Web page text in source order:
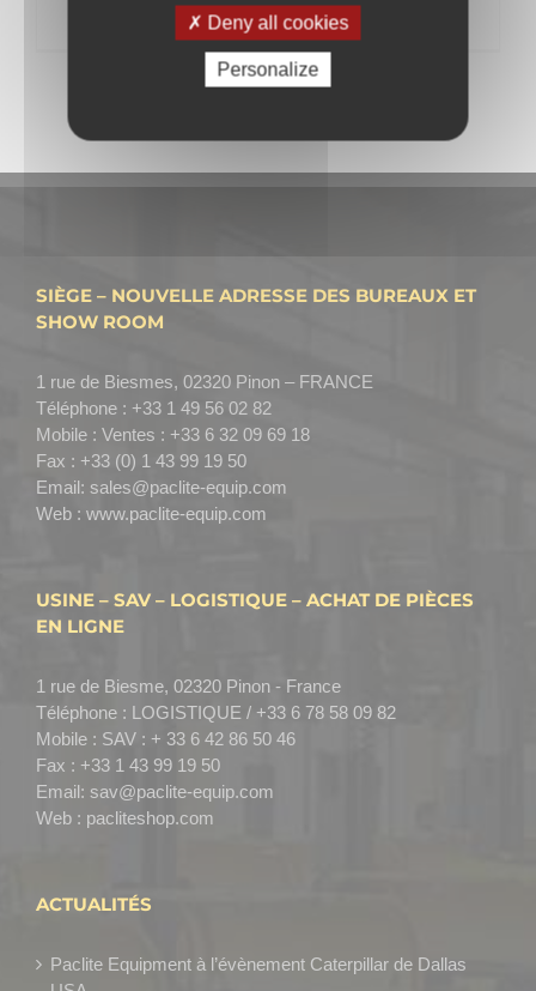
SIÈGE – NOUVELLE ADRESSE DES BUREAUX ET
SHOW ROOM
1 rue de Biesmes, 02320 Pinon – FRANCE
Téléphone : +33 1 49 56 02 82
Mobile : Ventes : +33 6 32 09 69 18
Fax : +33 (0) 1 43 99 19 50
Email: sales@paclite-equip.com
Web : www.paclite-equip.com
USINE – SAV – LOGISTIQUE – ACHAT DE PIÈCES
EN LIGNE
1 rue de Biesme, 02320 Pinon - France
Téléphone : LOGISTIQUE / +33 6 78 58 09 82
Mobile : SAV : + 33 6 42 86 50 46
Fax : +33 1 43 99 19 50
Email: sav@paclite-equip.com
Web : pacliteshop.com
ACTUALITÉS
Paclite Equipment à l’évènement Caterpillar de Dallas
Deny all cookies
Personalize